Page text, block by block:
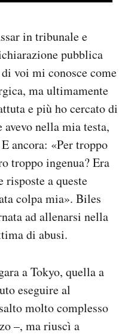
in tribunale e
pubblica
voi mi conosce come
ma ultimamente
e più ho cercato di
nella mia testa,
ancora: «Per troppo
troppo ingenua? Era
risposte a queste
colpa mia». Biles
ad allenarsi nella
di abusi.
a Tokyo, quella a
eseguire al
molto complesso
–, ma riuscì a